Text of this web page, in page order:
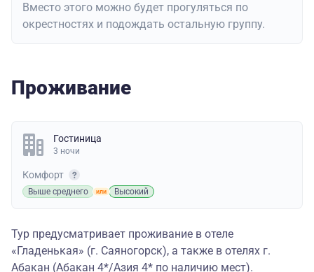
Вместо этого можно будет прогуляться по
окрестностях и подождать остальную группу.
Проживание
Гостиница
3 ночи
Комфорт
Выше среднего Высокий
Тур предусматривает проживание в отеле
«Гладенькая» (г. Саяногорск), а также в отелях г.
Абакан (Абакан 4*/Азия 4* по наличию мест).